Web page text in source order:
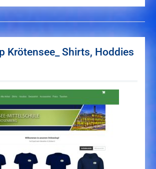
Krötensee_ Shirts, Hoddies